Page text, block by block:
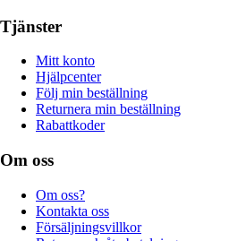
Tjänster
Mitt konto
Hjälpcenter
Följ min beställning
Returnera min beställning
Rabattkoder
Om oss
Om oss?
Kontakta oss
Försäljningsvillkor